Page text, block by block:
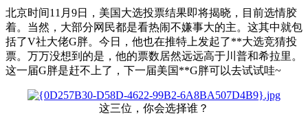
北京时间11月9日，美国大选投票结果即将揭晓，目前选情胶
着。当然，大部分网民都是看热闹不嫌事大的主。这其中就包
括了V社大佬G胖。今日，他也在推特上发起了**大选竞猜投
票。万万没想到的是，他的票数居然远远高于川普和希拉里。
这一届G胖是赶不上了，下一届美国**G胖可以去试试哇~
这三位，你会选择谁？